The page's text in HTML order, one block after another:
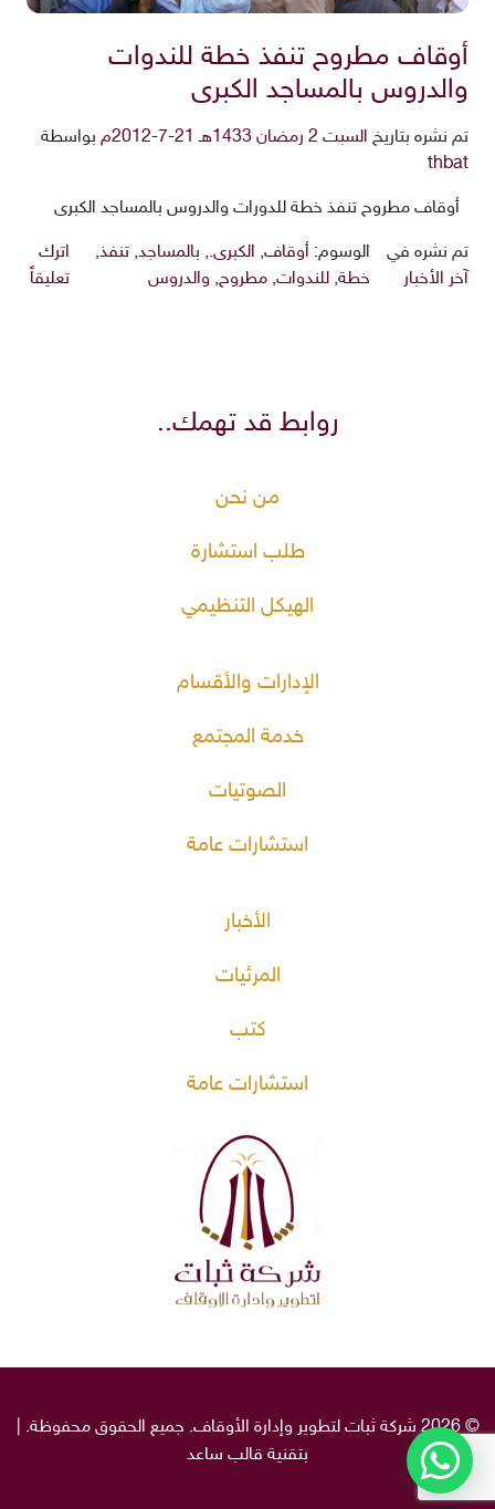
أوقاف مطروح تنفذ خطة للندوات
والدروس بالمساجد الكبرى
تم نشره بتاريخ السبت 2 رمضان 1433هـ 21-7-2012م
بواسطة
thbat
أوقاف مطروح تنفذ خطة للدورات والدروس بالمساجد الكبرى
تم نشره في
آخر الأخبار
الوسوم: أوقاف, الكبرى., بالمساجد, تنفذ,
خطة, للندوات, مطروح, والدروس
اترك
تعليقاً
روابط قد تهمك..
من نحن
طلب استشارة
الهيكل التنظيمي
الإدارات والأقسام
خدمة المجتمع
الصوتيات
استشارات عامة
الأخبار
المرئيات
كتب
استشارات عامة
© 2026 شركة ثبات لتطوير وإدارة الأوقاف. جميع الحقوق محفوظة. |
بتقنية قالب ساعد